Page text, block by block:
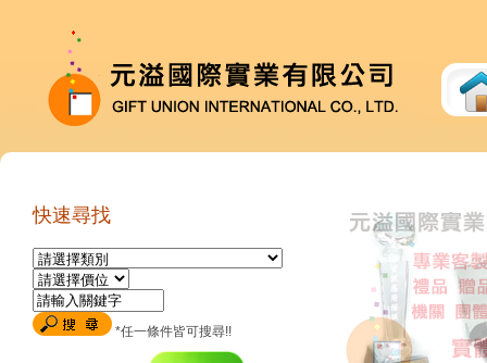
快速尋找
*任一條件皆可搜尋!!